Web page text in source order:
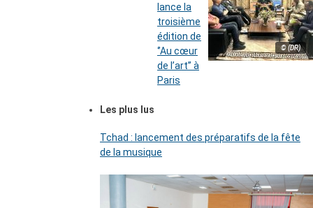
© (DR)
lance la
troisième
édition de
‘’Au cœur
de l’art’’ à
Paris
Les plus lus
Tchad : lancement des préparatifs de la fête
de la musique